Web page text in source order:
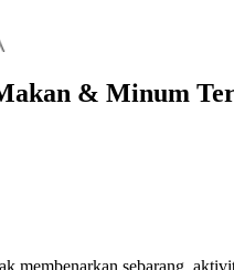
& Minum
membenarkan sebarang